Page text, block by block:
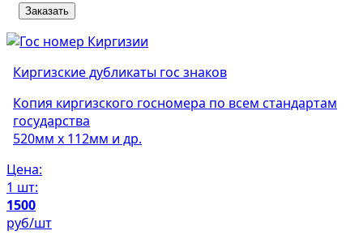
Заказать
Киргизские дубликаты гос знаков
Копия киргизского госномера по всем стандартам
государства
520мм х 112мм и др.
Цена:
1 шт:
1500
руб/шт